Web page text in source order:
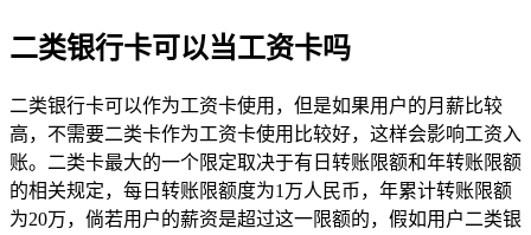
二类银行卡可以当工资卡吗
二类银行卡可以作为工资卡使用，但是如果用户的月薪比较
高，不需要二类卡作为工资卡使用比较好，这样会影响工资入
账。二类卡最大的一个限定取决于有日转账限额和年转账限额
的相关规定，每日转账限额度为1万人民币，年累计转账限额
为20万，倘若用户的薪资是超过这一限额的，假如用户二类银